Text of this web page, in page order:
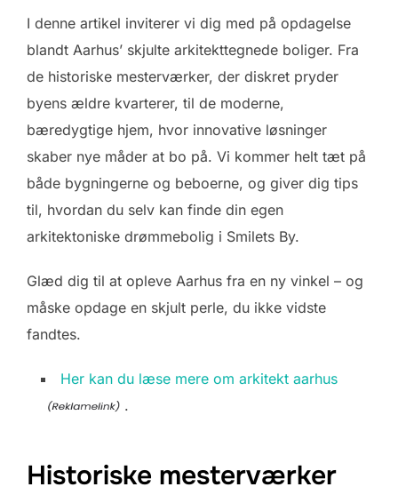
I denne artikel inviterer vi dig med på opdagelse
blandt Aarhus’ skjulte arkitekttegnede boliger. Fra
de historiske mesterværker, der diskret pryder
byens ældre kvarterer, til de moderne,
bæredygtige hjem, hvor innovative løsninger
skaber nye måder at bo på. Vi kommer helt tæt på
både bygningerne og beboerne, og giver dig tips
til, hvordan du selv kan finde din egen
arkitektoniske drømmebolig i Smilets By.
Glæd dig til at opleve Aarhus fra en ny vinkel – og
måske opdage en skjult perle, du ikke vidste
fandtes.
Her kan du læse mere om arkitekt aarhus
.
Historiske mesterværker